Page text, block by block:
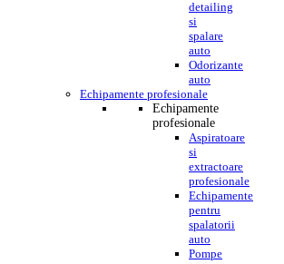
detailing
si
spalare
auto
Odorizante
auto
Echipamente profesionale
Echipamente
profesionale
Aspiratoare
si
extractoare
profesionale
Echipamente
pentru
spalatorii
auto
Pompe